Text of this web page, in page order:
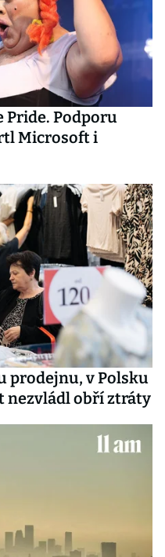
Pride. Podporu
Microsoft i
prodejnu, v Polsku
nezvládl obří ztráty